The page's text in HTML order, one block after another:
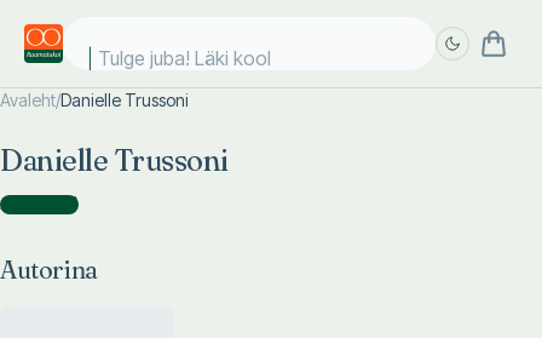
Tulge juba! Läki kooli
Avaleht/Danielle Trussoni
Danielle Trussoni
Autorina )
Autorina